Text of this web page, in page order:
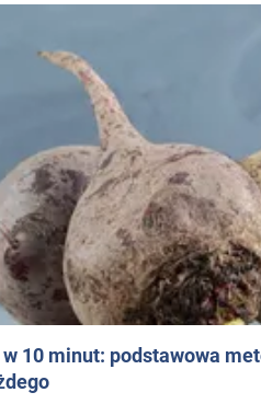
10 minut: podstawowa